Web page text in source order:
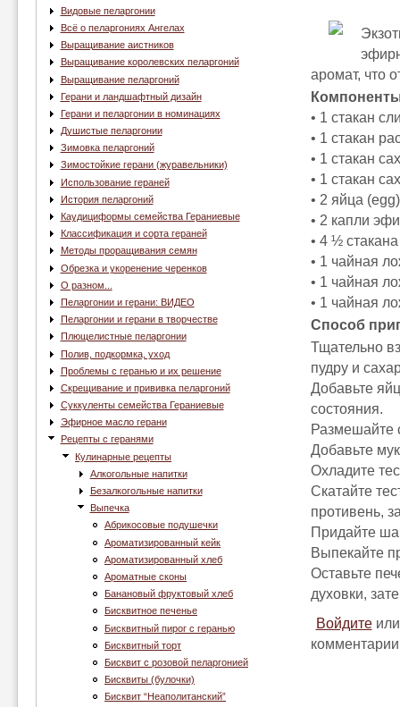
Видовые пеларгонии
Всё о пеларгониях Ангелах
Выращивание аистников
Выращивание королевских пеларгоний
Выращивание пеларгоний
Герани и ландшафтный дизайн
Герани и пеларгонии в номинациях
Душистые пеларгонии
Зимовка пеларгоний
Зимостойкие герани (журавельники)
Использование гераней
История пеларгоний
Каудициформы семейства Гераниевые
Классификация и сорта гераней
Методы проращивания семян
Обрезка и укоренение черенков
О разном...
Пеларгонии и герани: ВИДЕО
Пеларгонии и герани в творчестве
Плющелистные пеларгонии
Полив, подкормка, уход
Проблемы с геранью и их решение
Скрещивание и прививка пеларгоний
Суккуленты семейства Гераниевые
Эфирное масло герани
Рецепты с геранями
Кулинарные рецепты
Алкогольные напитки
Безалкогольные напитки
Выпечка
Абрикосовые подушечки
Ароматизированный кейк
Ароматизированный хлеб
Ароматные сконы
Банановый фруктовый хлеб
Бисквитное печенье
Бисквитный пирог с геранью
Бисквитный торт
Бисквит с розовой пеларгонией
Бисквиты (булочки)
Бисквит “Неаполитанский”
аромат, что
• 1 стакан
• 1 стакан
• 1 стакан
• 1 стакан
• 2 яйца
• 2 капли
• 4 ½
• 1 чайная
• 1 чайная
• 1 чайная
Способ
Тщательно
пудру и
Добавьте
состояния.
Размешайте
Добавьте
Охладите
Скатайте
противень,
Придайте
Выпекайте
Оставьте
духовки,
Войдите
комментарии